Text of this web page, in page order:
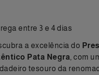
entre 3 e 4 dias
a excelência do
Pata Negra , com
tesouro da